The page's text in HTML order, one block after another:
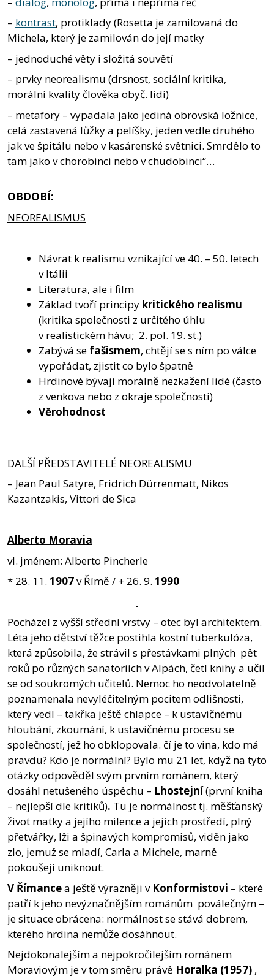
– kontrast, protiklady (Rosetta je zamilovaná do
Michela, který je zamilován do její matky
– jednoduché věty i složitá souvětí
– prvky neorealismu (drsnost, sociální kritika,
morální kvality člověka obyč. lidí)
– metafory – vypadala jako jediná obrovská ložnice,
celá zastavená lůžky a pelíšky, jeden vedle druhého
jak ve špitálu nebo v kasárenské světnici. Smrdělo to
tam jako v chorobinci nebo v chudobinci“…
OBDOBÍ:
NEOREALISMUS
Návrat k realismu vznikající ve 40. – 50. letech
v Itálii
Literatura, ale i film
Základ tvoří principy kritického realismu
(kritika společnosti z určitého úhlu
v realistickém hávu; 2. pol. 19. st.)
Zabývá se fašismem, chtějí se s ním po válce
vypořádat, zjistit co bylo špatně
Hrdinové bývají morálně nezkažení lidé (často
z venkova nebo z okraje společnosti)
Věrohodnost
DALŠÍ PŘEDSTAVITELÉ NEOREALISMU
– Jean Paul Satyre, Fridrich Dürrenmatt, Nikos
Kazantzakis, Vittori de Sica
Alberto Moravia
vl. jménem: Alberto Pincherle
* 28. 11. 1907v Římě / + 26. 9. 1990
Pocházel z vyšší střední vrstvy – otec byl architektem.
Léta jeho dětství těžce postihla kostní tuberkulóza,
která způsobila, že strávil s přestávkami plných pět
roků po různých sanatoriích v Alpách, četl knihy a učil
se od soukromých učitelů. Nemoc ho neodvolatelně
poznamenala nevyléčitelným pocitem odlišnosti,
který vedl – takřka ještě chlapce – k ustavičnému
hloubání, zkoumání, k ustavičnému procesu se
společností, jež ho obklopovala. čí je to vina, kdo má
pravdu? Kdo je normální? Bylo mu 21 let, když na tyto
otázky odpověděl svým prvním románem, který
dosáhl netušeného úspěchu – Lhostejní(první kniha
– nejlepší dle kritiků). Tu je normálnost tj. měšťanský
život matky a jejího milence a jejich prostředí, plný
přetvářky, lži a špinavých kompromisů, viděn jako
zlo, jemuž se mladí, Carla a Michele, marně
pokoušejí uniknout.
V Římancea ještě výrazněji v Konformistovi – které
patří k jeho nevýznačnějším románům poválečným –
je situace obrácena: normálnost se stává dobrem,
kterého hrdina nemůže dosáhnout.
Nejdokonalejším a nejpokročilejším románem
Moraviovým je v tom směru právě Horalka (1957) ,